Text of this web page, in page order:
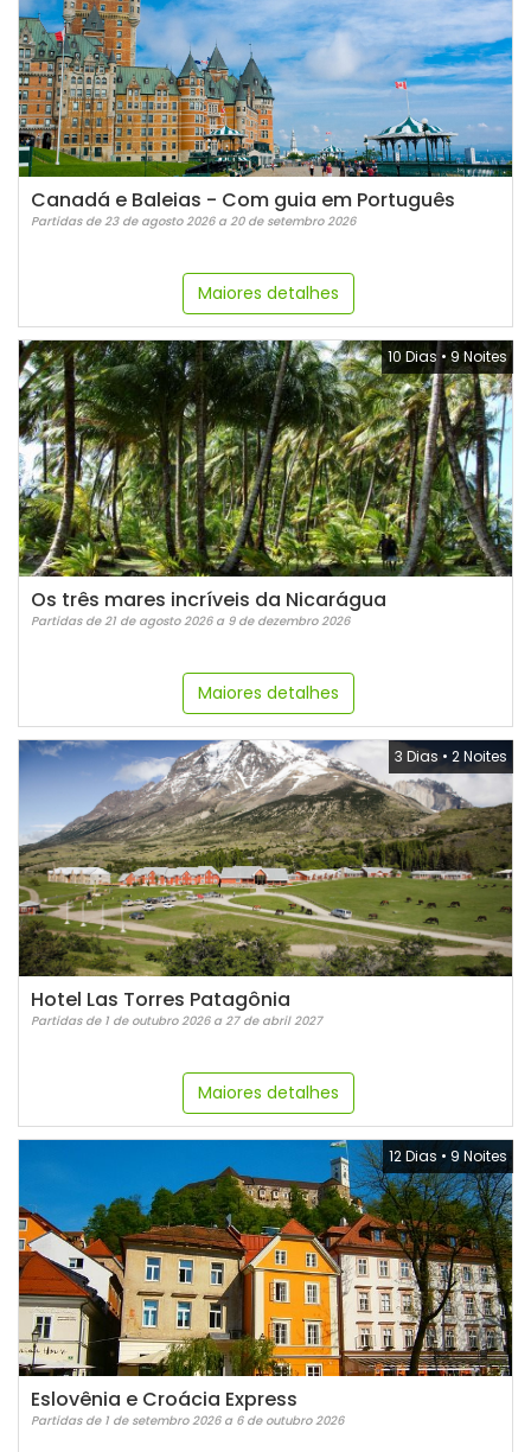
Canadá e Baleias - Com guia em Português
Partidas de 23 de agosto 2026 a 20 de setembro 2026
Maiores detalhes
10 Dias • 9 Noites
Os três mares incríveis da Nicarágua
Partidas de 21 de agosto 2026 a 9 de dezembro 2026
Maiores detalhes
3 Dias • 2 Noites
Hotel Las Torres Patagônia
Partidas de 1 de outubro 2026 a 27 de abril 2027
Maiores detalhes
12 Dias • 9 Noites
Eslovênia e Croácia Express
Partidas de 1 de setembro 2026 a 6 de outubro 2026